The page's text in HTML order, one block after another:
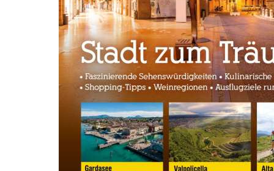
Zum Anfang der Bildergalerie springen
City-Guide Verona
inkl. MwSt.
Zum Warenkorb hinzufügen